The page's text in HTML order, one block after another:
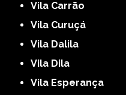
Vila Carrão
Vila Curuçá
Vila Dalila
Vila Dila
Vila Esperança